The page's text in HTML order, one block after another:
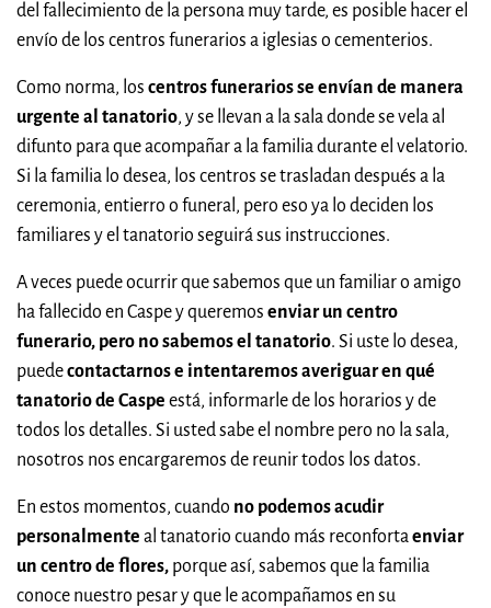
del fallecimiento de la persona muy tarde, es posible hacer el
envío de los centros funerarios a iglesias o cementerios.
Como norma, los centros funerarios se envían de manera
urgente al tanatorio, y se llevan a la sala donde se vela al
difunto para que acompañar a la familia durante el velatorio.
Si la familia lo desea, los centros se trasladan después a la
ceremonia, entierro o funeral, pero eso ya lo deciden los
familiares y el tanatorio seguirá sus instrucciones.
A veces puede ocurrir que sabemos que un familiar o amigo
ha fallecido en Caspe y queremos enviar un centro
funerario, pero no sabemos el tanatorio. Si uste lo desea,
puedecontactarnos e intentaremos averiguar en qué
tanatorio de Caspe está, informarle de los horarios y de
todos los detalles. Si usted sabe el nombre pero no la sala,
nosotros nos encargaremos de reunir todos los datos.
En estos momentos, cuando no podemos acudir
personalmente al tanatorio cuando más reconfortaenviar
un centro de flores, porque así, sabemos que la familia
conoce nuestro pesar y que le acompañamos en su